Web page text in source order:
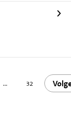
... 32